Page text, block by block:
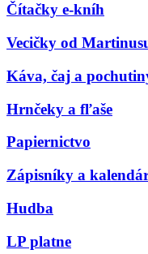
Čítačky e-kníh
Vecičky od
Káva, čaj a
Hrnčeky a fľaše
Papiernictvo
Zápisníky a
Hudba
LP platne